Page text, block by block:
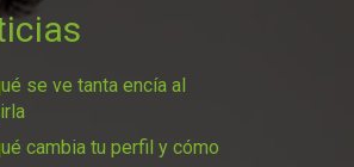
se ve tanta encía al
cambia tu perfil y cómo